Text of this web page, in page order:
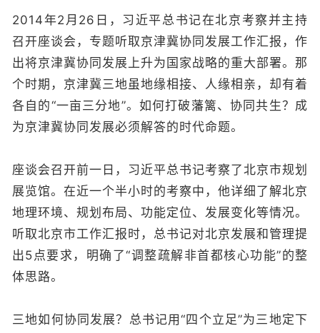
2014年2月26日，习近平总书记在北京考察并主持
召开座谈会，专题听取京津冀协同发展工作汇报，作
出将京津冀协同发展上升为国家战略的重大部署。那
个时期，京津冀三地虽地缘相接、人缘相亲，却有着
各自的“一亩三分地”。如何打破藩篱、协同共生？成
为京津冀协同发展必须解答的时代命题。
座谈会召开前一日，习近平总书记考察了北京市规划
展览馆。在近一个半小时的考察中，他详细了解北京
地理环境、规划布局、功能定位、发展变化等情况。
听取北京市工作汇报时，总书记对北京发展和管理提
出5点要求，明确了“调整疏解非首都核心功能”的整
体思路。
三地如何协同发展？总书记用“四个立足”为三地定下